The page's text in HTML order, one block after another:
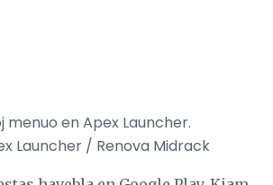
menuo en Apex Launcher.
Launcher / Renova Midrack